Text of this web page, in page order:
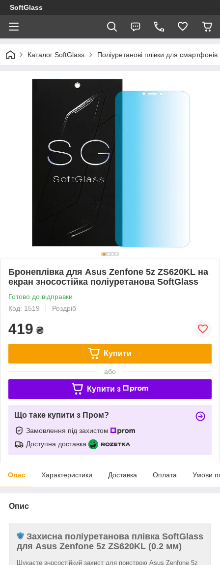
SoftGlass
Каталог SoftGlass Поліуретанові плівки для смартфонів
Бронеплівка для Asus Zenfone 5z ZS620KL на
екран зносостійка поліуретанова SoftGlass
Готово до відправки
Код: 1519
Роздріб
419 ₴
Купити
або
Купити з
Що таке купити з Пром?
Замовлення під захистом
Доступна доставка
Опис Характеристики Доставка Оплата Умови
Опис
Захисна поліуретанова плівка SoftGlass
для Asus Zenfone 5z ZS620KL (0.2 мм)
Шукаєте зносостійкий захист для пристрою Asus Zenfone 5z